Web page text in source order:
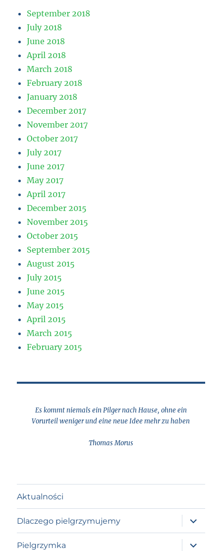
September 2018
July 2018
June 2018
April 2018
March 2018
February 2018
January 2018
December 2017
November 2017
October 2017
July 2017
June 2017
May 2017
April 2017
December 2015
November 2015
October 2015
September 2015
August 2015
July 2015
June 2015
May 2015
April 2015
March 2015
February 2015
Es kommt niemals ein Pilger nach Hause, ohne ein
Vorurteil weniger und eine neue Idee mehr zu haben
Thomas Morus
Aktualności
Dlaczego pielgrzymujemy
expand
child
menu
Pielgrzymka
expand